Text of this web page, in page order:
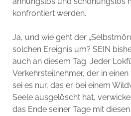
konfrontiert werden.
Ja, und wie geht der
solchen Ereignis um? SEIN
auch an diesem Tag. Jeder
Verkehrsteilnehmer, der in
sei es nur, das er bei einem
Seele ausgelöscht hat,
das Ende seiner Tage mit